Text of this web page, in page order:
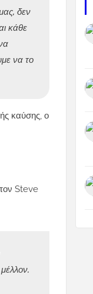
δεν
κάθε
να το
καύσης, ο
Steve